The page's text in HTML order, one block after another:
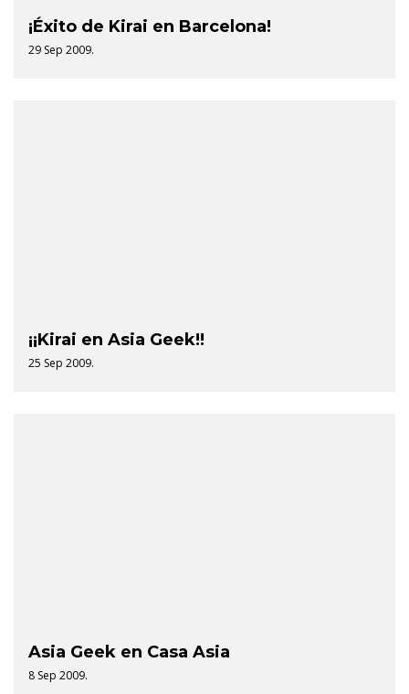
¡Éxito de Kirai en Barcelona!
29 Sep 2009.
¡¡Kirai en Asia Geek!!
25 Sep 2009.
Asia Geek en Casa Asia
8 Sep 2009.